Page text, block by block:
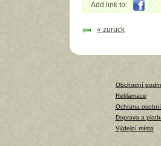
Add link to:
« zurück
Obchodní
Reklamace
Ochrana
Doprava a
Výdejní místa